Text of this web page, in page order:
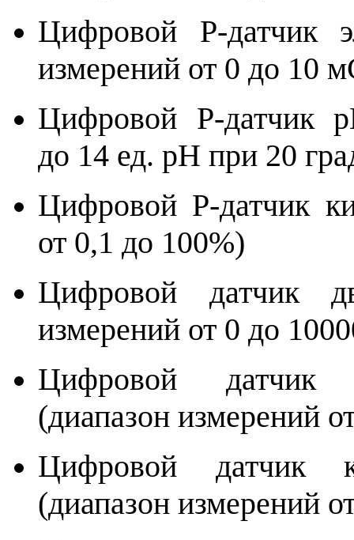
Цифровой Р-датчик
измерений от 0 до 10
Цифровой Р-датчик
до 14 ед. pH при 20
Цифровой Р-датчик
от 0,1 до 100%)
Цифровой датчик
измерений от 0 до
Цифровой датчик
(диапазон измерений
Цифровой датчик
(диапазон измерений